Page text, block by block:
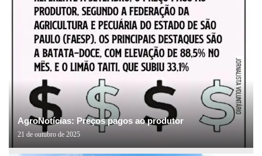
AgroNotícias: Preços pagos ao produtor
21 de outubro de 2025